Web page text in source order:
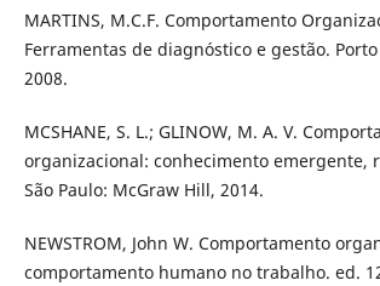
MARTINS, M.C.F. Comportamento
Ferramentas de diagnóstico e gestão.
2008.
MCSHANE, S. L.; GLINOW, M. A. V.
organizacional: conhecimento emergente,
São Paulo: McGraw Hill, 2014.
NEWSTROM, John W. Comportamento
comportamento humano no trabalho. ed.